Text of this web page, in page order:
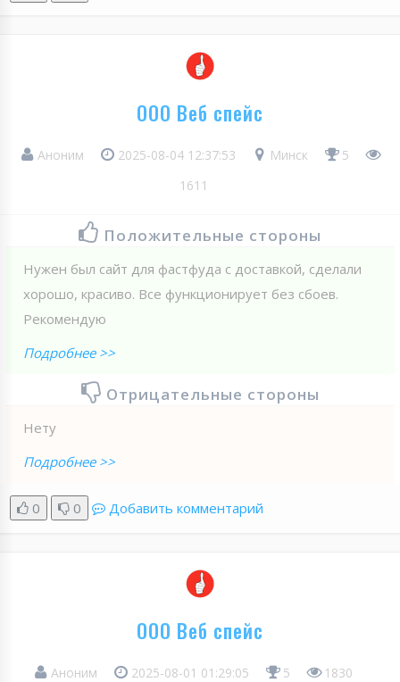
ООО Веб спейс
Аноним 2025-08-04 12:37:53 Минск
5
1611
Положительные стороны
Нужен был сайт для фастфуда с доставкой, сделали
хорошо, красиво. Все функционирует без сбоев.
Рекомендую
Подробнее >>
Отрицательные стороны
Нету
Подробнее >>
0 0 Добавить комментарий
ООО Веб спейс
Аноним 2025-08-01 01:29:05 5 1830